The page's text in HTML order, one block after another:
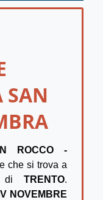
SAN
ROCCO -
che si trova a
di TRENTO.
NOVEMBRE